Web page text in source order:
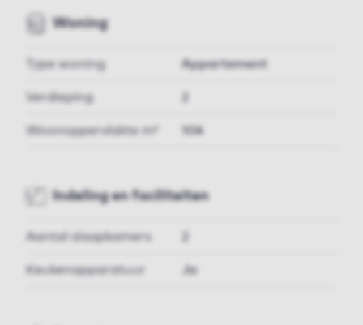
Woning
Type woning Appartement
Verdieping
Woonoppervlakte m² 104
Indeling en faciliteiten
Aantal slaapkamers
Keukenapparatuur Ja